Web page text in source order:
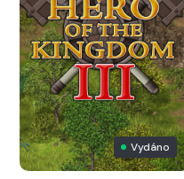
Vydáno